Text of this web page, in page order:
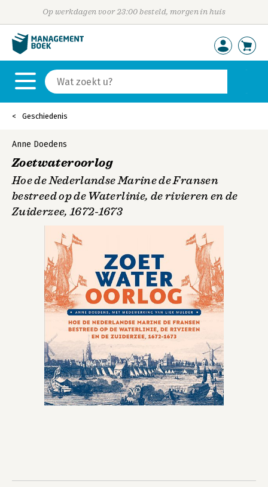
Op werkdagen voor 23:00 besteld, morgen in huis
Geschiedenis
Anne Doedens
Zoetwateroorlog
Hoe de Nederlandse Marine de Fransen
bestreed op de Waterlinie, de rivieren en de
Zuiderzee, 1672-1673